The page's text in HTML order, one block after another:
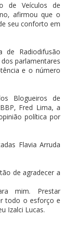
de Veículos de
afirmou que o
seu conforto em
de Radiodifusão
parlamentares
e o número
Blogueiros de
Fred Lima, a
política por
Flavia Arruda
de agradecer a
mim. Prestar
todo o esforço e
Izalci Lucas.